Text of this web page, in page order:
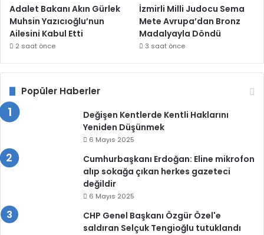
Adalet Bakanı Akın Gürlek
Muhsin Yazıcıoğlu’nun
Ailesini Kabul Etti
2 saat önce
İzmirli Milli Judocu Sema
Mete Avrupa’dan Bronz
Madalyayla Döndü
3 saat önce
Popüler Haberler
Değişen Kentlerde Kentli Haklarını
Yeniden Düşünmek
6 Mayıs 2025
Cumhurbaşkanı Erdoğan: Eline mikrofon
alıp sokağa çıkan herkes gazeteci
değildir
6 Mayıs 2025
CHP Genel Başkanı Özgür Özel'e
saldıran Selçuk Tengioğlu tutuklandı